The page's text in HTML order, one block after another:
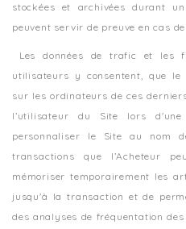
stockées et archivées durant
peuvent servir de preuve en cas
Les données de trafic et les
utilisateurs y consentent, que le
sur les ordinateurs de ces
l’utilisateur du Site lors
personnaliser le Site au nom
transactions que l’Acheteur
mémoriser temporairement les
jusqu'à la transaction et de
des analyses de fréquentation